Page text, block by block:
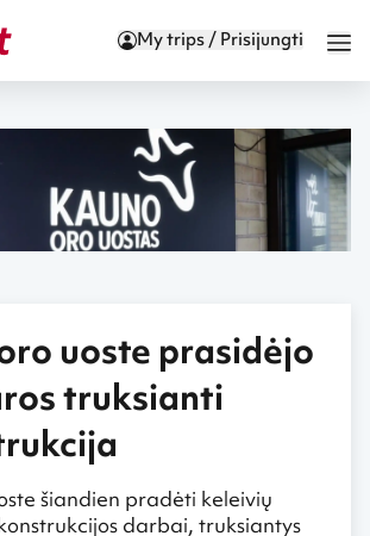
My trips / Prisijungti
uoste prasidėjo
truksianti
šiandien pradėti keleivių
darbai, truksiantys